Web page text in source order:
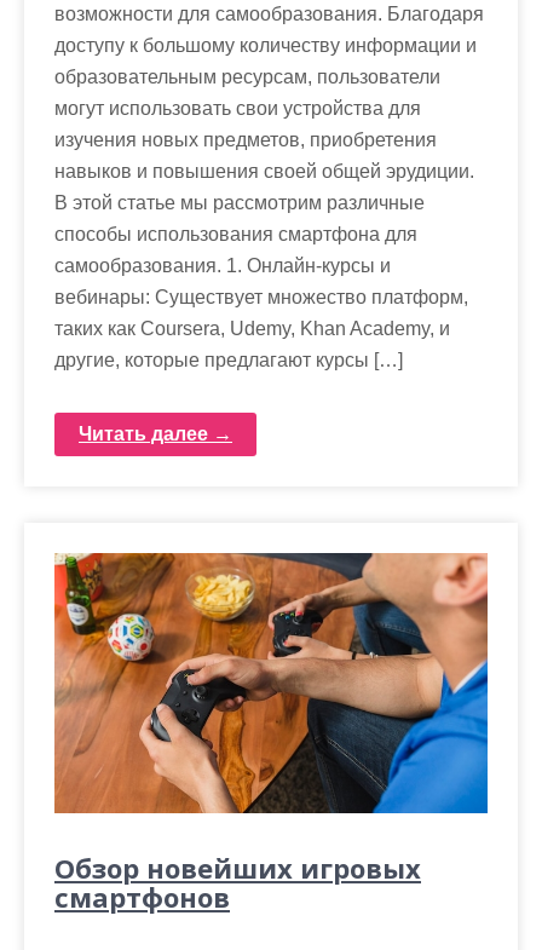
возможности для самообразования. Благодаря
доступу к большому количеству информации и
образовательным ресурсам, пользователи
могут использовать свои устройства для
изучения новых предметов, приобретения
навыков и повышения своей общей эрудиции.
В этой статье мы рассмотрим различные
способы использования смартфона для
самообразования. 1. Онлайн-курсы и
вебинары: Существует множество платформ,
таких как Coursera, Udemy, Khan Academy, и
другие, которые предлагают курсы […]
Читать далее →
Обзор новейших игровых
смартфонов